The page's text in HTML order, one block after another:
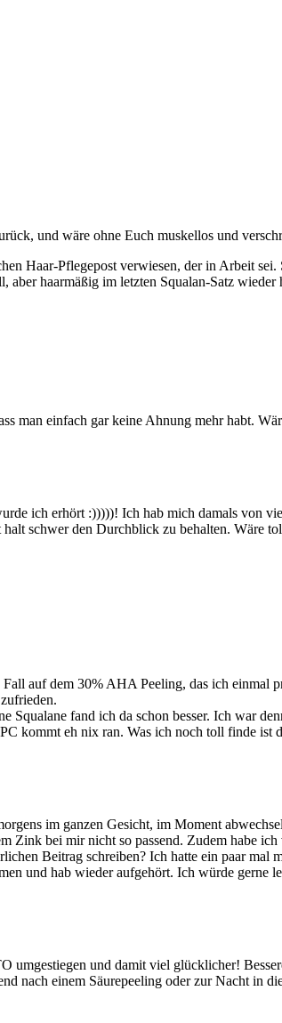
und wäre ohne Euch muskellos und
Haar-Pflegepost verwiesen, der in Arbeit
haarmäßig im letzten Squalan-Satz
man einfach gar keine Ahnung mehr habt.
ich erhört :)))))! Ich hab mich damals von
schwer den Durchblick zu behalten. Wäre
auf dem 30% AHA Peeling, das ich einmal
fand ich da schon besser. Ich war
kommt eh nix ran. Was ich noch toll finde
im ganzen Gesicht, im Moment
bei mir nicht so passend. Zudem habe ich
Beitrag schreiben? Ich hatte ein paar
und hab wieder aufgehört. Ich würde gerne
umgestiegen und damit viel glücklicher!
nach einem Säurepeeling oder zur Nacht in